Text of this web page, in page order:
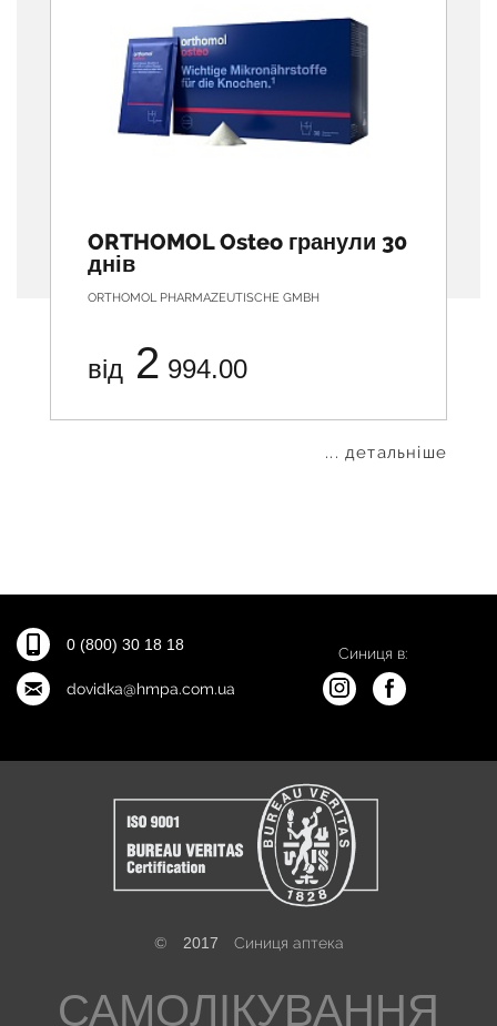
ORTHOMOL Osteo гранули 30
днів
ORTHOMOL PHARMAZEUTISCHE GMBH
від 2 994.00
... детальніше
0 (800) 30 18 18
dovidka@hmpa.com.ua
Синиця в:
© 2017 Синиця аптека
САМОЛІКУВАННЯ